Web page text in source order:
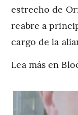
estrecho de
reabre a
cargo de la
Lea más en